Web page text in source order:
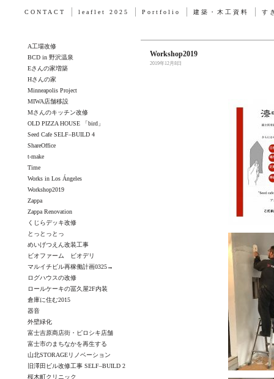
CONTACT leaflet 2025 Portfolio 建築・木工資料 す
A工場改修
BCD in 野沢温泉
Eさんの家増築
Hさんの家
Minneapolis Project
MIWA店舗移設
Mさんのキッチン改修
OLD PIZZA HOUSE 「bird」
Seed Cafe SELF–BUILD 4
ShareOffice
t-make
Time
Works in Los Ángeles
Workshop2019
Zappa
Zappa Renovation
くじらデッキ改修
とっとっとっ
めいげつえん改装工事
ビオファーム ビオデリ
マルイチビル再稼働計画0325→
ログハウスの改修
ロールケーキの冨久屋2F内装
倉庫に住む2015
器音
外壁緑化
富士吉原商店街・ピロシキ店舗
富士市のまちなかを再生する
山北STORAGEリノベーション
旧澤田ビル改修工事 SELF–BUILD 2
桜木町クリニック
Workshop2019
2019年12月8日